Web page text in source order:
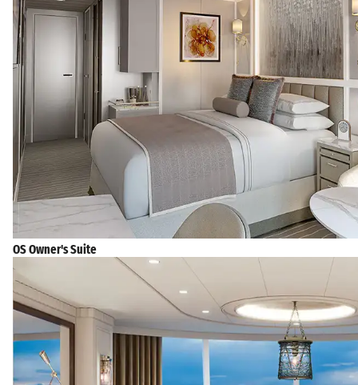
OS Owner's Suite